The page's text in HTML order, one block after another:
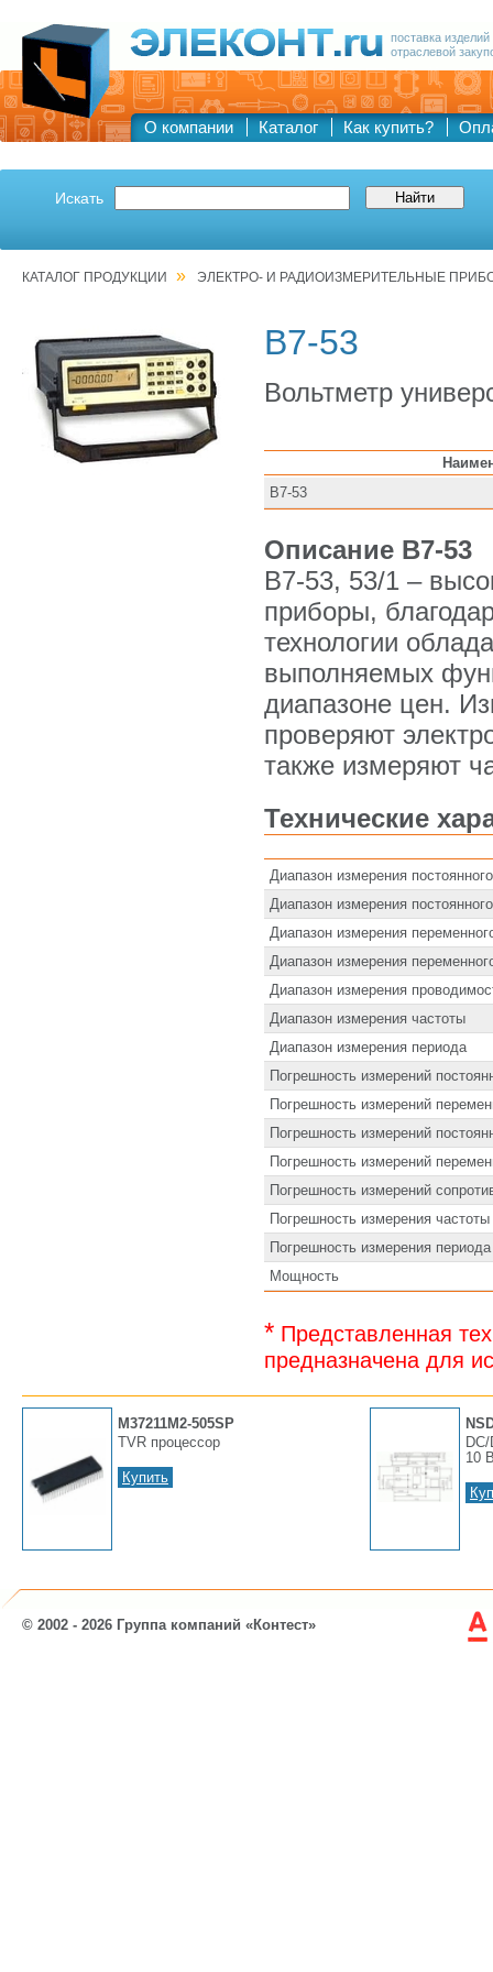
поставка
отраслевой
О компании Каталог Как купить?
Искать
КАТАЛОГ ПРОДУКЦИИ » ЭЛЕКТРО- И РАДИОИЗМЕРИТЕЛЬНЫЕ
В7-53
Вольтметр
В7-53
Описание В7-53
В7-53, 53/1 –
приборы,
технологии
выполняемых
диапазоне цен.
проверяют
также измеряют
Технические
Диапазон измерения
Диапазон измерения
Диапазон измерения
Диапазон измерения
Диапазон измерения
Диапазон измерения частоты
Диапазон измерения периода
Погрешность измерений
Погрешность измерений
Погрешность измерений
Погрешность измерений
Погрешность измерений
Погрешность измерения частоты
Погрешность измерения периода
Мощность
* Представленная
предназначена для
M37211M2-505SP
TVR пpоцессоp
Купить
10
© 2002 - 2026 Группа компаний «Контест»